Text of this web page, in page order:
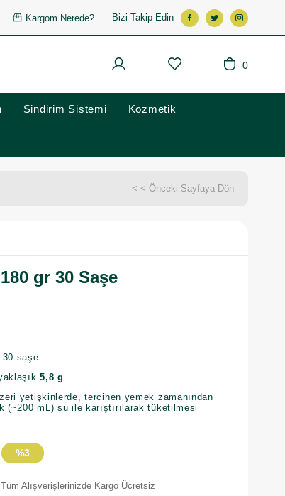
Kargom Nerede? Bizi Takip Edin
0
Sindirim Sistemi Kozmetik
< < Önceki Sayfaya Dön
gr 30 Saşe
30 saşe
5,8 g
yetişkinlerde, tercihen yemek zamanından
(~200 mL) su ile karıştırılarak tüketilmesi
%3
Alışverişlerinizde Kargo Ücretsiz